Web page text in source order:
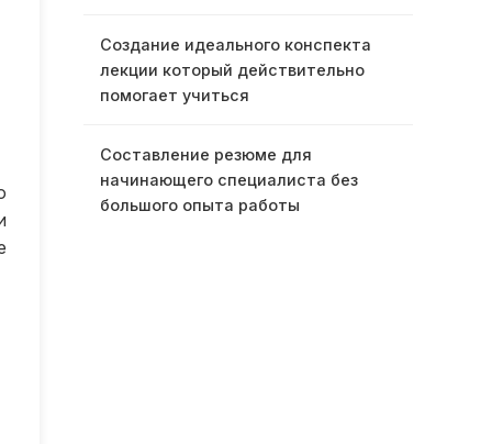
Создание идеального конспекта
лекции который действительно
помогает учиться
Составление резюме для
начинающего специалиста без
большого опыта работы